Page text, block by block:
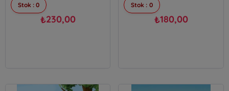
Stok : 0
₺230,00
Stok : 0
₺180,00